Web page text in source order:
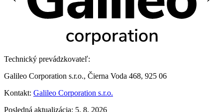
Technický prevádzkovateľ:
Galileo Corporation s.r.o., Čierna Voda 468, 925 06
Kontakt: Galileo Corporation s.r.o.
Posledná aktualizácia: 5. 8. 2026